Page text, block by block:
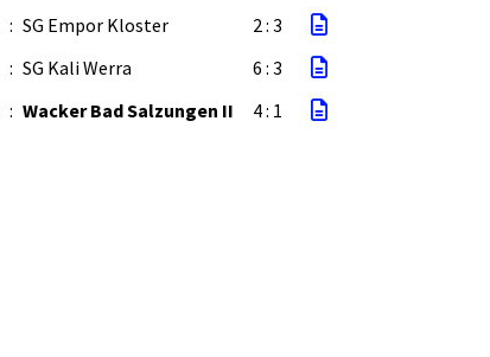
: SG Empor Kloster
2 : 3
: SG Kali Werra
6 : 3
: Wacker Bad Salzungen II 4 : 1